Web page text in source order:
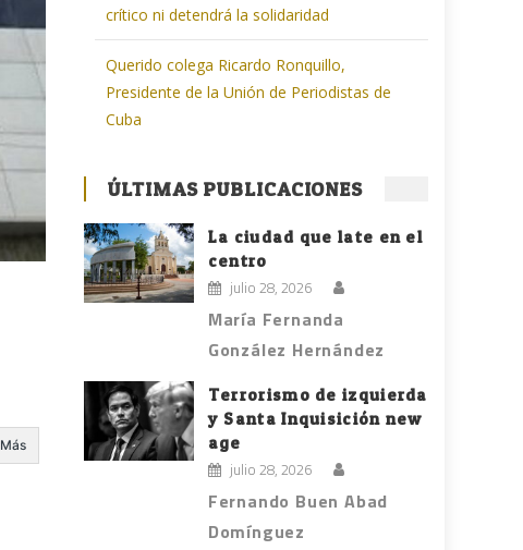
Más
crítico ni detendrá la solidaridad
Querido colega Ricardo Ronquillo,
Presidente de la Unión de Periodistas de
Cuba
ÚLTIMAS PUBLICACIONES
La ciudad que late en el
centro
julio 28, 2026
María Fernanda
González Hernández
Terrorismo de izquierda
y Santa Inquisición new
age
julio 28, 2026
Fernando Buen Abad
Domínguez